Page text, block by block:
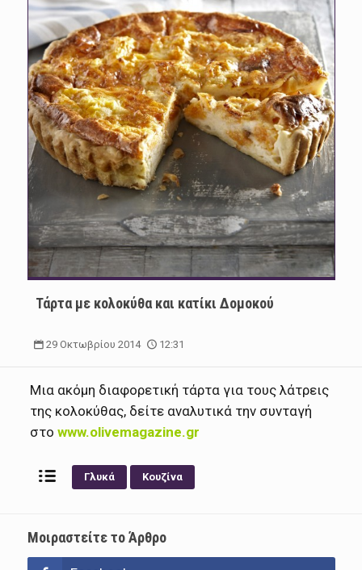
Τάρτα με κολοκύθα και κατίκι Δομοκού
29 Οκτωβρίου 2014 12:31
Μια ακόμη διαφορετική τάρτα για τους λάτρεις
της κολοκύθας, δείτε αναλυτικά την συνταγή
στοwww.olivemagazine.gr
Γλυκά Κουζίνα
Μοιραστείτε το Άρθρο